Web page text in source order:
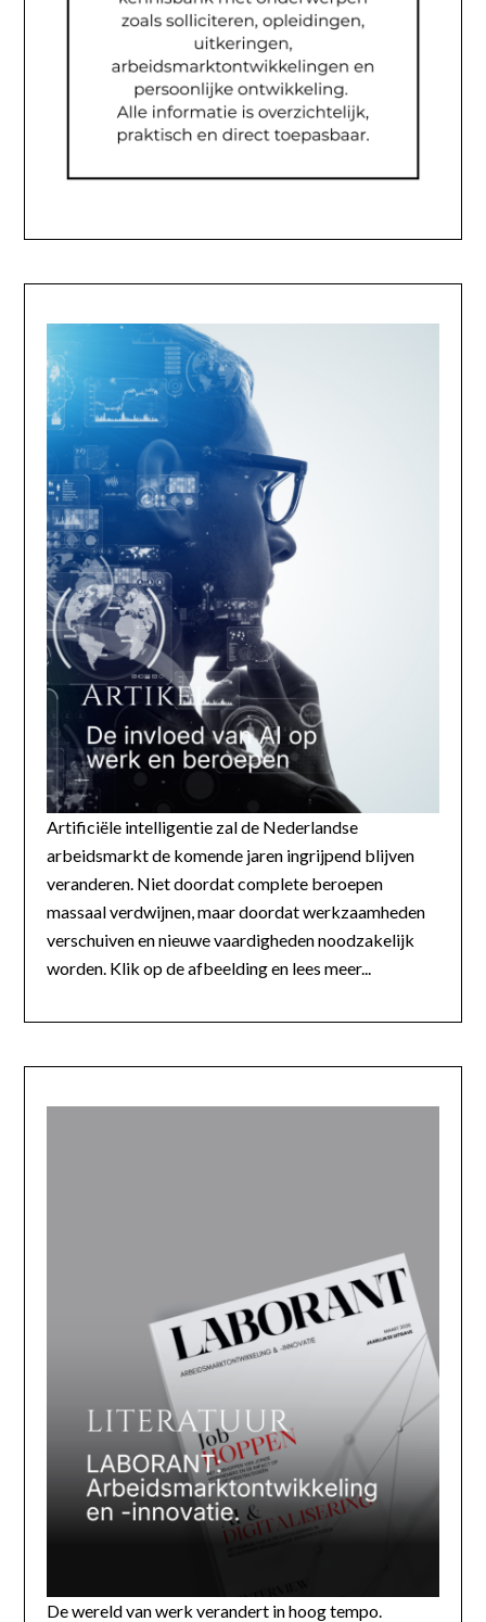
Artificiële intelligentie zal de Nederlandse
arbeidsmarkt de komende jaren ingrijpend blijven
veranderen. Niet doordat complete beroepen
massaal verdwijnen, maar doordat werkzaamheden
verschuiven en nieuwe vaardigheden noodzakelijk
worden. Klik op de afbeelding en lees meer...
De wereld van werk verandert in hoog tempo.